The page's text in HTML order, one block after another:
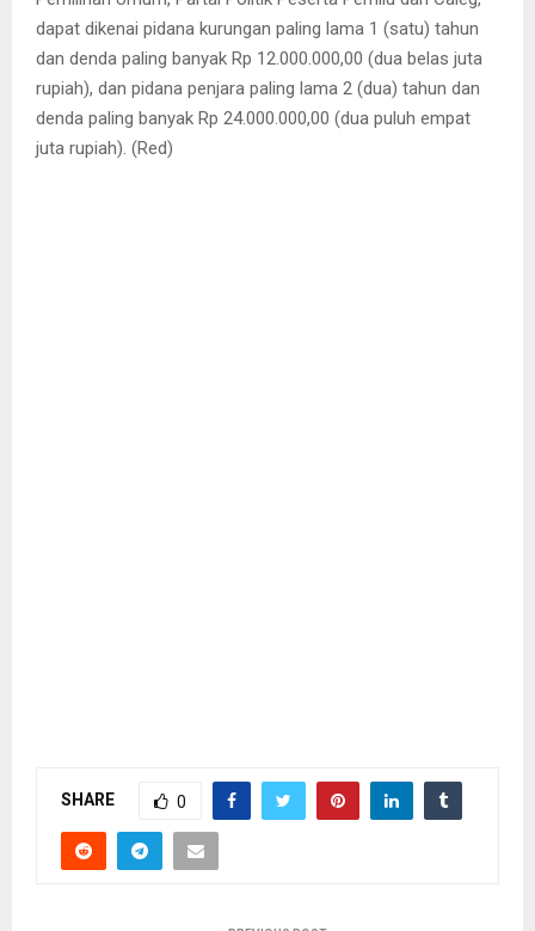
dapat dikenai pidana kurungan paling lama 1 (satu) tahun
dan denda paling banyak Rp 12.000.000,00 (dua belas juta
rupiah), dan pidana penjara paling lama 2 (dua) tahun dan
denda paling banyak Rp 24.000.000,00 (dua puluh empat
juta rupiah). (Red)
SHARE 0